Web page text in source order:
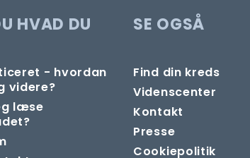
HVAD DU
- hvordan
videre?
læse
SE OGSÅ
Find din kreds
Videnscenter
Kontakt
Presse
Cookiepolitik